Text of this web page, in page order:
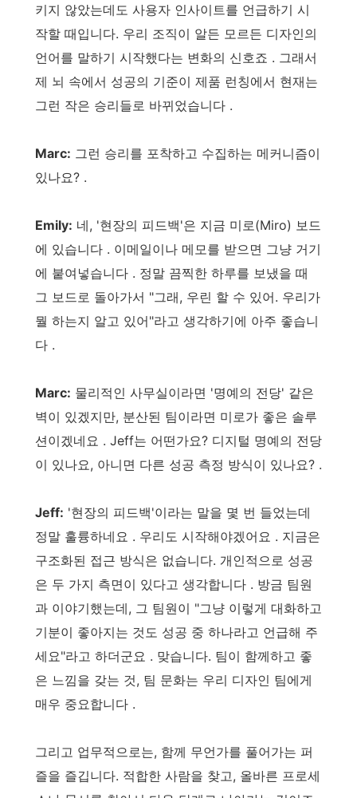
키지 않았는데도 사용자 인사이트를 언급하기 시
작할 때입니다. 우리 조직이 알든 모르든 디자인의
언어를 말하기 시작했다는 변화의 신호죠 . 그래서
제 뇌 속에서 성공의 기준이 제품 런칭에서 현재는
그런 작은 승리들로 바뀌었습니다 .
Marc: 그런 승리를 포착하고 수집하는 메커니즘이
있나요? .
Emily: 네, '현장의 피드백'은 지금 미로(Miro) 보드
에 있습니다 . 이메일이나 메모를 받으면 그냥 거기
에 붙여넣습니다 . 정말 끔찍한 하루를 보냈을 때
그 보드로 돌아가서 "그래, 우린 할 수 있어. 우리가
뭘 하는지 알고 있어"라고 생각하기에 아주 좋습니
다 .
Marc: 물리적인 사무실이라면 '명예의 전당' 같은
벽이 있겠지만, 분산된 팀이라면 미로가 좋은 솔루
션이겠네요 . Jeff는 어떤가요? 디지털 명예의 전당
이 있나요, 아니면 다른 성공 측정 방식이 있나요? .
Jeff: '현장의 피드백'이라는 말을 몇 번 들었는데
정말 훌륭하네요 . 우리도 시작해야겠어요 . 지금은
구조화된 접근 방식은 없습니다. 개인적으로 성공
은 두 가지 측면이 있다고 생각합니다 . 방금 팀원
과 이야기했는데, 그 팀원이 "그냥 이렇게 대화하고
기분이 좋아지는 것도 성공 중 하나라고 언급해 주
세요"라고 하더군요 . 맞습니다. 팀이 함께하고 좋
은 느낌을 갖는 것, 팀 문화는 우리 디자인 팀에게
매우 중요합니다 .
그리고 업무적으로는, 함께 무언가를 풀어가는 퍼
즐을 즐깁니다. 적합한 사람을 찾고, 올바른 프로세